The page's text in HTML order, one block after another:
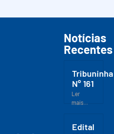
Notícias
Recentes
Tribuninha
N° 161
Ler
mais...
Edital